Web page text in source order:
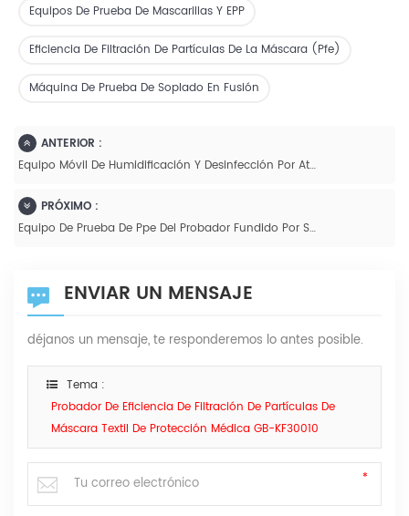
Equipos De Prueba De Mascarillas Y EPP
Eficiencia De Filtración De Partículas De La Máscara (pfe)
Máquina De Prueba De Soplado En Fusión
ANTERIOR :
Equipo Móvil De Humidificación Y Desinfección Por Atomización - GB-D100
PRÓXIMO :
Equipo De Prueba De Ppe Del Probador Fundido Por Soplado De China Para El Probador De Eficiencia De Filtración Viral De Tela
ENVIAR UN MENSAJE
déjanos un mensaje, te responderemos lo antes posible.
Tema :
Probador De Eficiencia De Filtración De Partículas De
Máscara Textil De Protección Médica GB-KF30010